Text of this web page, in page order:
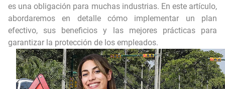
es una obligación para muchas industrias. En este artículo,
abordaremos en detalle cómo implementar un plan
efectivo, sus beneficios y las mejores prácticas para
garantizar la protección de los empleados.